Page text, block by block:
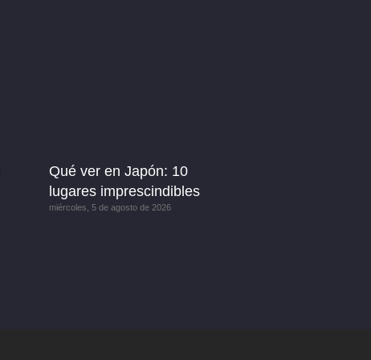
Qué ver en Japón: 10
lugares imprescindibles
miércoles, 5 de agosto de 2026